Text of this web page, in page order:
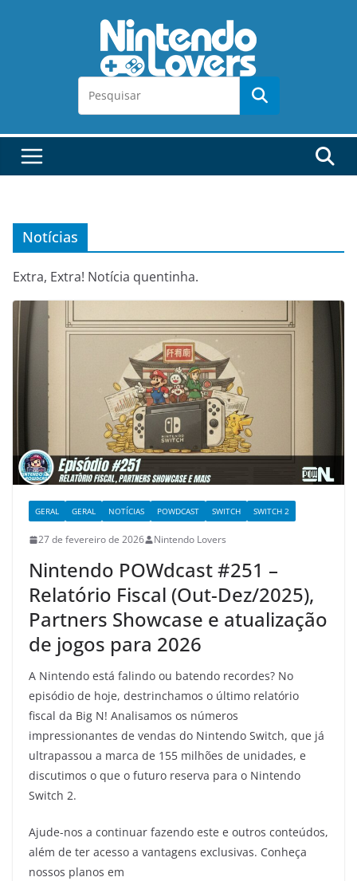
Notícias
Extra, Extra! Notícia quentinha.
GERAL GERAL NOTÍCIAS POWDCAST SWITCH SWITCH 2
27 de fevereiro de 2026 Nintendo Lovers
Nintendo POWdcast #251 –
Relatório Fiscal (Out-Dez/2025),
Partners Showcase e atualização
de jogos para 2026
A Nintendo está falindo ou batendo recordes? No
episódio de hoje, destrinchamos o último relatório
fiscal da Big N! Analisamos os números
impressionantes de vendas do Nintendo Switch, que já
ultrapassou a marca de 155 milhões de unidades, e
discutimos o que o futuro reserva para o Nintendo
Switch 2.
Ajude-nos a continuar fazendo este e outros conteúdos,
além de ter acesso a vantagens exclusivas. Conheça
nossos planos em